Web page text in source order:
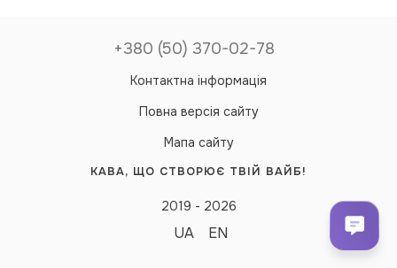
+380 (50) 370-02-78
Контактна інформація
Повна версія сайту
Мапа сайту
КАВА, ЩО СТВОРЮЄ ТВІЙ ВАЙБ!
2019 - 2026
UA EN